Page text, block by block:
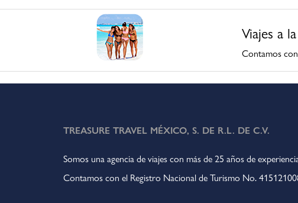
Viajes a
Contamos
TREASURE TRAVEL MÉXICO, S. DE R.L. DE C.V.
Somos una agencia de viajes con más de 25 años de
Contamos con el Registro Nacional de Turismo No.